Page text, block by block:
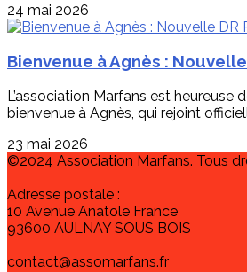
24 mai 2026
Bienvenue à Agnès : Nouvelle
L’association Marfans est heureuse
bienvenue à Agnès, qui rejoint
23 mai 2026
©2024 Association Marfans. Tous
Adresse postale :
10 Avenue Anatole France
93600 AULNAY SOUS BOIS
contact@assomarfans.fr